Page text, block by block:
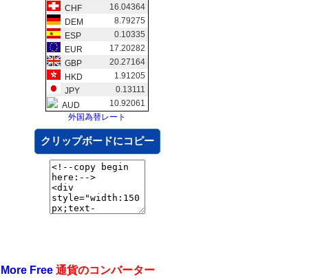
CHF
16.04364
DEM
8.79275
ESP
0.10335
EUR
17.20282
GBP
20.27164
HKD
1.91205
JPY
0.13111
AUD
10.92061
外国為替レート
クリップボードにコピー
More Free 通貨のコンバーター